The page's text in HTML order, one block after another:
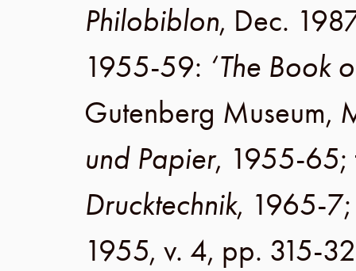
Philobiblon, Dec. 1987
1955-59: ‘The Book
Gutenberg Museum,
und Papier, 1955-65;
Drucktechnik, 1965-
1955, v. 4, pp. 315-32